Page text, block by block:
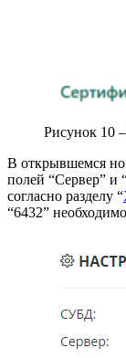
Рисунок 10
В открывшемся
полей “Сервер” и
согласно разделу “
“6432”